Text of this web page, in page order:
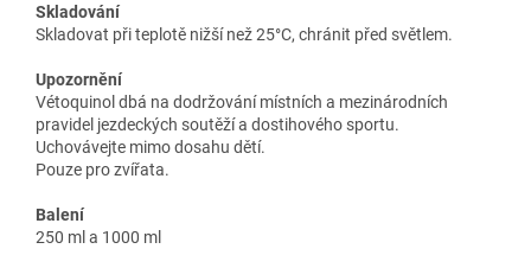
Skladování
Skladovat při teplotě nižší než 25°C, chránit před světlem.
Upozornění
Vétoquinol dbá na dodržování místních a mezinárodních
pravidel jezdeckých soutěží a dostihového sportu.
Uchovávejte mimo dosahu dětí.
Pouze pro zvířata.
Balení
250 ml a 1000 ml